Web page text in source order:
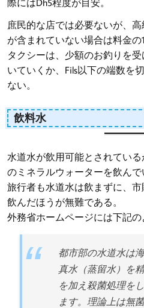
際にはDh5程度が目安。
庶民的な店では必要ないが、
が含まれていない場合は料金の
タクシーは、少額のお釣りを
いていくか、Fils以下の端数を
ない。
飲料水
水道水が飲用可能とされてい
のミネラルウォーターを飲んで
旅行者も水道水は飲まずに、
飲んだほうが無難である。
外務省ホームページには下記の
都市部の水道水は
真水（蒸留水）を
を加え殺菌処理を
ます。理論上は無